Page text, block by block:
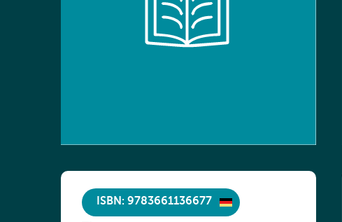
ISBN: 9783661136677